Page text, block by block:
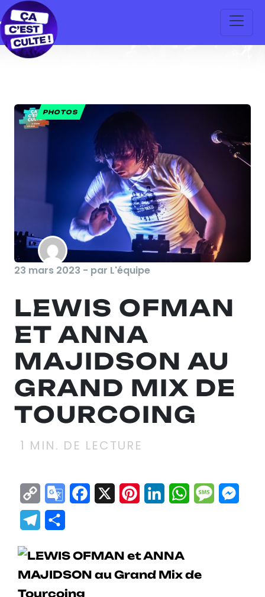
PHOTOS
23 mars 2023 - par L'équipe
LEWIS OFMAN
ET ANNA
MAJIDSON AU
GRAND MIX DE
TOURCOING
1 MIN. DE LECTURE
Copy
Link
GoogleFacebook
X Pinterest
LinkedInWhatsApp
Telegram